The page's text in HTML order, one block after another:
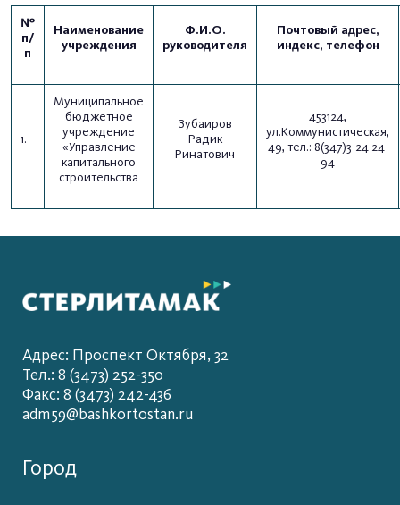
№
п/
п
Наименование
учреждения
Ф.И.О.
руководителя
Почтовый адрес,
индекс, телефон
1.
Муниципальное
бюджетное
учреждение
«Управление
капитального
строительства
Зубаиров
Радик
Ринатович
453124,
ул.Коммунистическая,
49, тел.: 8(347)3-24-24-
94
Адрес: Проспект Октября, 32
Тел.: 8 (3473) 252-350
Факс: 8 (3473) 242-436
adm59@bashkortostan.ru
Город